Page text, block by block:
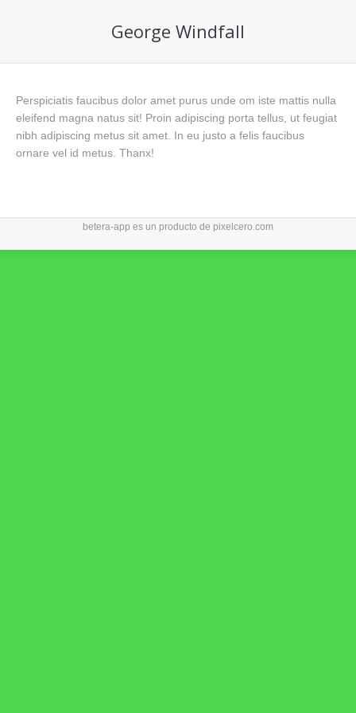
George Windfall
Perspiciatis faucibus dolor amet purus unde om iste mattis nulla
eleifend magna natus sit! Proin adipiscing porta tellus, ut feugiat
nibh adipiscing metus sit amet. In eu justo a felis faucibus
ornare vel id metus. Thanx!
betera-app es un producto de pixelcero.com